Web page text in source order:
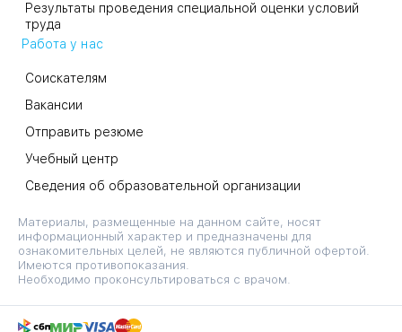
Результаты проведения специальной оценки условий
труда
Работа у нас
Соискателям
Вакансии
Отправить резюме
Учебный центр
Сведения об образовательной организации
Материалы, размещенные на данном сайте, носят
информационный характер и предназначены для
ознакомительных целей, не являются публичной офертой.
Имеются противопоказания.
Необходимо проконсультироваться с врачом.